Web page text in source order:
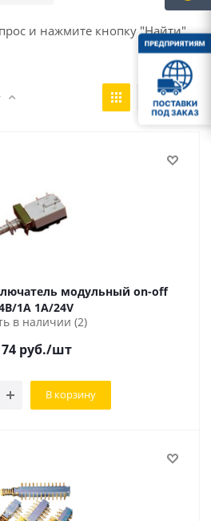
и нажмите кнопку "Найти".
24В/1А 1A/24V
в наличии (2)
руб./шт
В корзину